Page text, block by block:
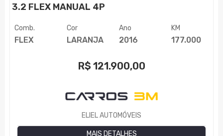
3.2 FLEX MANUAL 4P
Comb.
FLEX
Cor
LARANJA
Ano
2016
KM
177.000
R$ 121.900,00
ELIEL AUTOMÓVEIS
MAIS DETALHES